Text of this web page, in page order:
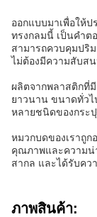
ออกแบบมาเพื่อให้
ทรงกลมนี้ เป็นคํา
สามารถควบคุมปริ
ไม่ต้องมีความสับสน
ผลิตจากพลาสติกที่
ยาวนาน ขนาดทั่วไ
หลายชนิดของกระ
หมวกบดของเราถู
คุณภาพและความน่
สากล และได้รับคว
ภาพสินค้า: